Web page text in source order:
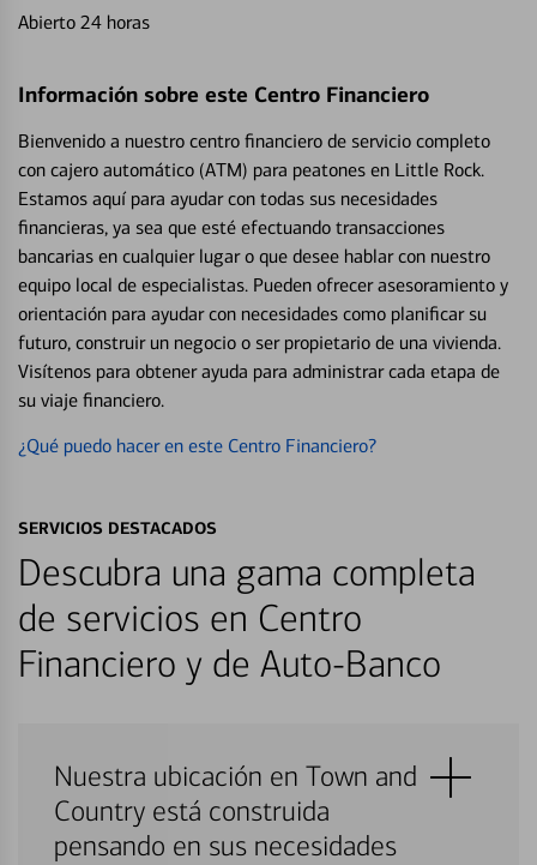
Abierto 24 horas
Información sobre este Centro Financiero
Bienvenido a nuestro centro financiero de servicio completo
con cajero automático (ATM) para peatones en Little Rock.
Estamos aquí para ayudar con todas sus necesidades
financieras, ya sea que esté efectuando transacciones
bancarias en cualquier lugar o que desee hablar con nuestro
equipo local de especialistas. Pueden ofrecer asesoramiento y
orientación para ayudar con necesidades como planificar su
futuro, construir un negocio o ser propietario de una vivienda.
Visítenos para obtener ayuda para administrar cada etapa de
su viaje financiero.
¿Qué puedo hacer en este Centro Financiero?
SERVICIOS DESTACADOS
Descubra una gama completa
de servicios en Centro
Financiero y de Auto-Banco
Nuestra ubicación en Town and
Country está construida
pensando en sus necesidades